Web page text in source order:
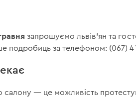
запрошуємо львів'ян та
подробиць за телефоном: (067)
салону — це можливість